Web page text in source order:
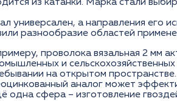
из катанки. Марка стали
универсален, а направления его
разнообразие областей
проволока вязальная 2 мм
и
на открытом пространстве.
аналог может
одна сфера – изготовление